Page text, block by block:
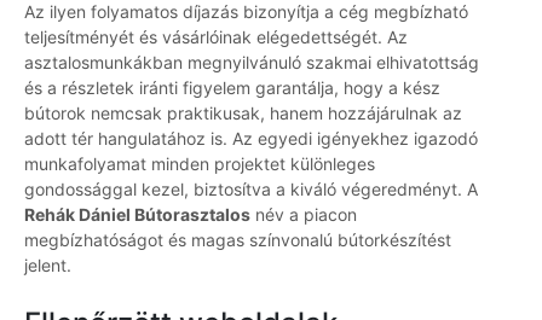
Az ilyen folyamatos díjazás bizonyítja a cég megbízható
teljesítményét és vásárlóinak elégedettségét. Az
asztalosmunkákban megnyilvánuló szakmai elhivatottság
és a részletek iránti figyelem garantálja, hogy a kész
bútorok nemcsak praktikusak, hanem hozzájárulnak az
adott tér hangulatához is. Az egyedi igényekhez igazodó
munkafolyamat minden projektet különleges
gondossággal kezel, biztosítva a kiváló végeredményt. A
Rehák Dániel Bútorasztalos név a piacon
megbízhatóságot és magas színvonalú bútorkészítést
jelent.